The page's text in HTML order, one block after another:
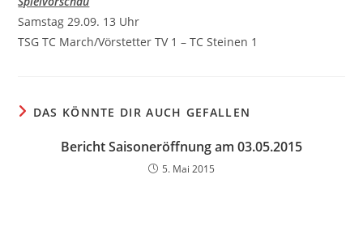
Samstag 29.09. 13 Uhr
TSG TC March/Vörstetter TV 1 – TC Steinen 1
DAS KÖNNTE DIR AUCH GEFALLEN
Bericht Saisoneröffnung am 03.05.2015
5. Mai 2015